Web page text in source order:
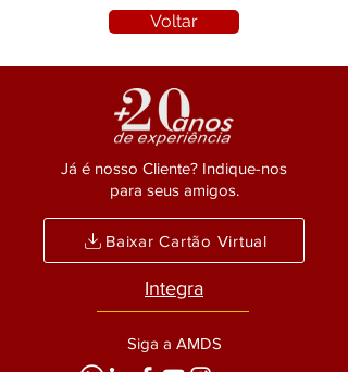
Voltar
Já é nosso Cliente? Indique-nos
para seus amigos.
Baixar Cartão Virtual
Integra
Siga a AMDS